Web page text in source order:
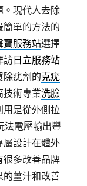
。現代人去除
簡單的方法的
寶服務站選擇
訪 日立服務站
除疣劑的克疣
技術專業洗臉
用是從外側拉
法電壓輸出豐
屬設計在體外
很多改善品牌
的薑汁和改善